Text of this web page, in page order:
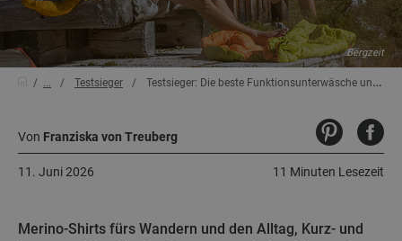
Bergzeit
... Testsieger Testsieger: Die beste Funktionsunterwäsche und Merinounterwäsche
Von Franziska von Treuberg
11 Minuten Lesezeit
11. Juni 2026
Merino-Shirts fürs Wandern und den Alltag, Kurz- und